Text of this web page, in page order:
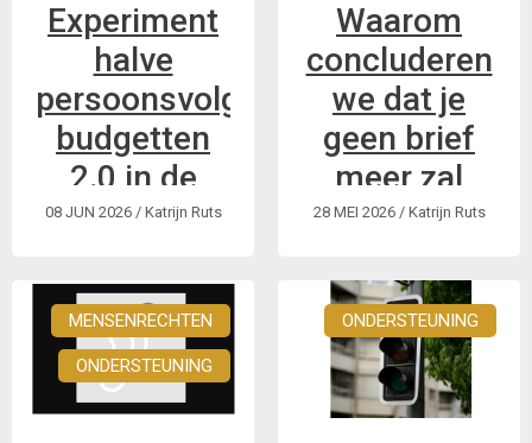
Experiment
halve
persoonsvolgende
budgetten
2.0 in de
maak?
experiment,
rechtszaken en het
perspectief van de
conceptnota
08 JUN 2026/ Katrijn Ruts
Waarom
concluderen
we dat je
geen brief
meer zal
krijgen
dat je recht
hebt op een
PVB?
Duik mee met GRIP
28 MEI 2026/ Katrijn Ruts
MENSENRECHTEN
ONDERSTEUNING
ONDERSTEUNING